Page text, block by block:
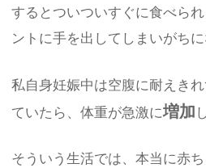
するとついついすぐに食べら
ントに手を出してしまいがちに
私自身妊娠中は空腹に耐えき
ていたら、体重が急激に増加
そういう生活では、本当に赤